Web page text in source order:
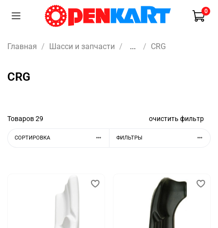
0
Главная Шасси и запчасти ... CRG
CRG
Товаров29 очистить фильтр
СОРТИРОВКА ФИЛЬТРЫ